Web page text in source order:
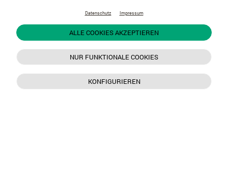
Datenschutz Impressum
ALLE COOKIES AKZEPTIEREN
NUR FUNKTIONALE COOKIES
KONFIGURIEREN